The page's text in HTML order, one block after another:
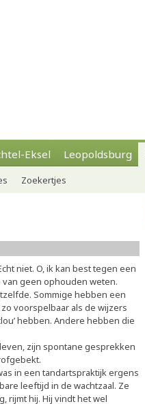
Eksel Leopoldsburg
Zoekertjes
niet. O, ik kan best tegen een
van geen ophouden weten.
Sommige hebben een
voorspelbaar als de wijzers
hebben. Andere hebben die
zijn spontane gesprekken
in een tandartspraktijk ergens
leeftijd in de wachtzaal. Ze
rijmt hij. Hij vindt het wel